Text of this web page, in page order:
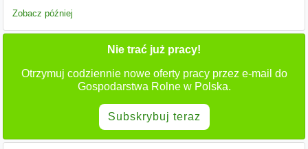
Zobacz później
Nie trać już pracy!
Otrzymuj codziennie nowe oferty pracy przez e-mail do
Gospodarstwa Rolne w Polska.
Subskrybuj teraz